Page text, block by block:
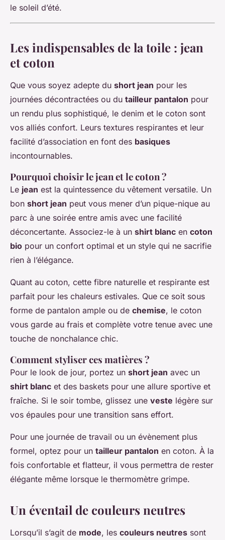
le soleil d’été.
Les indispensables de la toile : jean
et coton
Que vous soyez adepte du short jean pour les
journées décontractées ou du tailleur pantalon pour
un rendu plus sophistiqué, le denim et le coton sont
vos alliés confort. Leurs textures respirantes et leur
facilité d’association en font des basiques
incontournables.
Pourquoi choisir le jean et le coton ?
Le jean est la quintessence du vêtement versatile. Un
bon short jean peut vous mener d’un pique-nique au
parc à une soirée entre amis avec une facilité
déconcertante. Associez-le à un shirt blanc en coton
bio pour un confort optimal et un style qui ne sacrifie
rien à l’élégance.
Quant au coton, cette fibre naturelle et respirante est
parfait pour les chaleurs estivales. Que ce soit sous
forme de pantalon ample ou de chemise, le coton
vous garde au frais et complète votre tenue avec une
touche de nonchalance chic.
Comment styliser ces matières ?
Pour le look de jour, portez un short jean avec un
shirt blanc et des baskets pour une allure sportive et
fraîche. Si le soir tombe, glissez une veste légère sur
vos épaules pour une transition sans effort.
Pour une journée de travail ou un évènement plus
formel, optez pour un tailleur pantalon en coton. À la
fois confortable et flatteur, il vous permettra de rester
élégante même lorsque le thermomètre grimpe.
Un éventail de couleurs neutres
Lorsqu’il s’agit de mode, les couleurs neutres sont